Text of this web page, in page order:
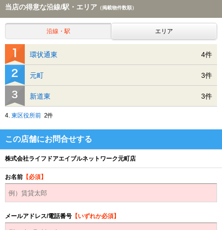
当店の得意な沿線/駅・エリア （掲載物件数順）
沿線・駅 エリア
環状通東 4件
元町 3件
新道東 3件
4. 東区役所前 2件
この店舗にお問合せする
株式会社ライフドアエイブルネットワーク元町店
お名前 【必須】
メールアドレス/電話番号 【いずれか必須】